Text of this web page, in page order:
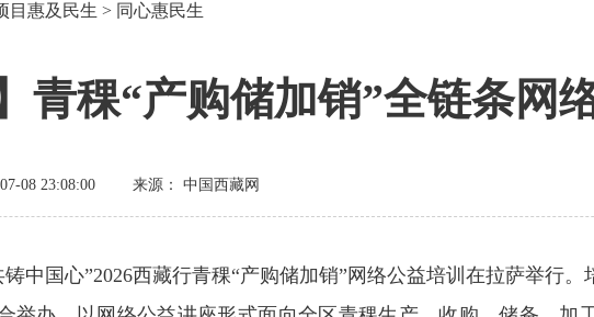
目惠及民生 > 同心惠民生
】青稞“产购储加销”全链条网
08 23:08:00 来源： 中国西藏网
国心”2026西藏行青稞“产购储加销”网络公益培训在拉萨举行。